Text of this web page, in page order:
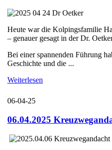
Heute war die Kolpingsfamilie
– genauer gesagt in der Dr.
Bei einer spannenden Führung
Geschichte und die ...
Weiterlesen
06-04-25
06.04.2025